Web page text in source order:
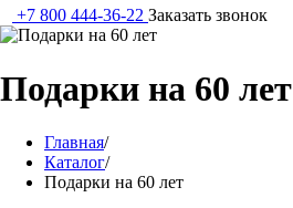
+7 800 444-36-22 Заказать звонок
Подарки на 60 лет
Главная/
Каталог/
Подарки на 60 лет